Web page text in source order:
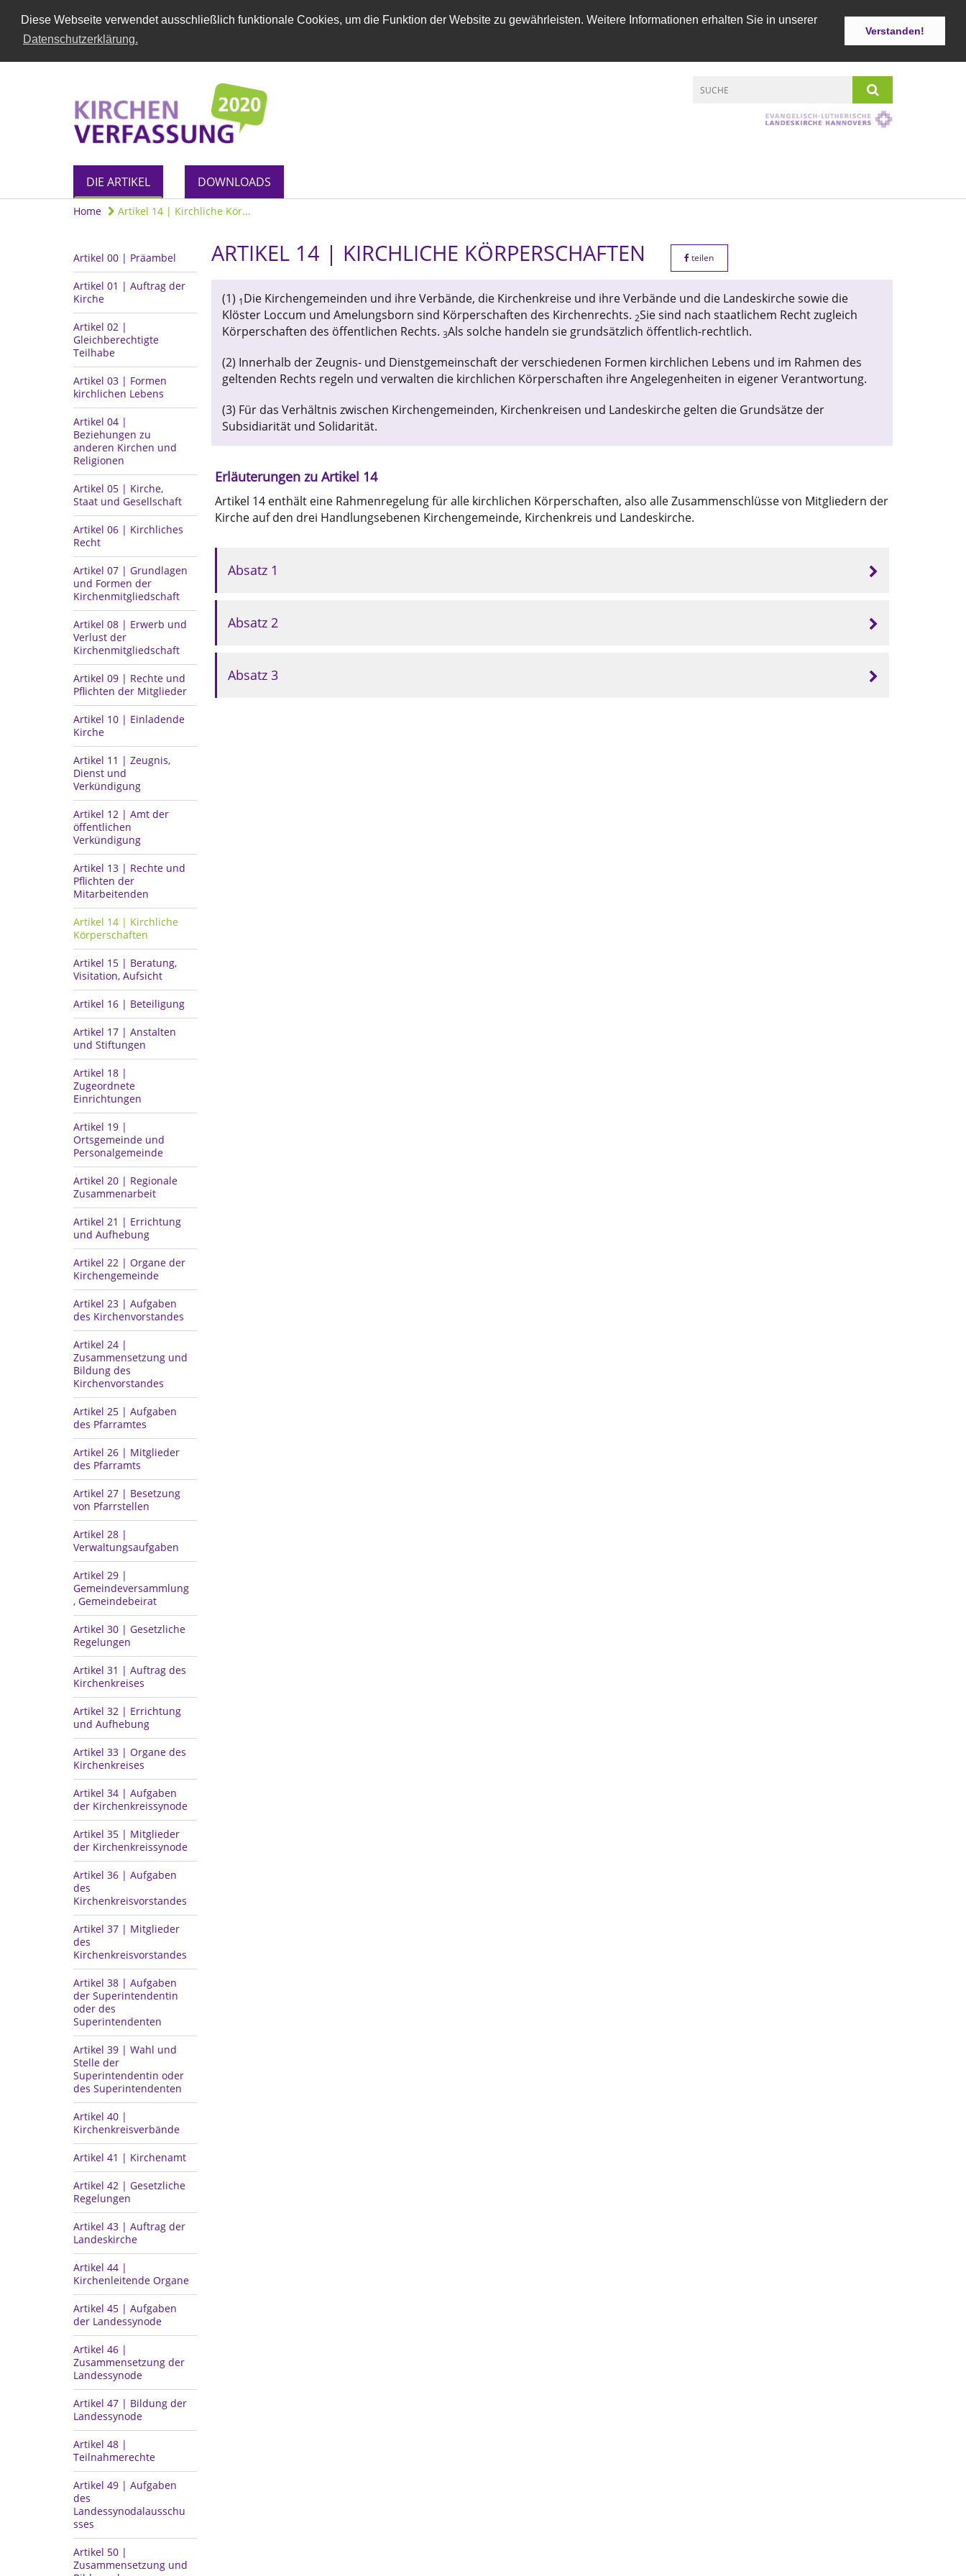
Diese Webseite verwendet ausschließlich funktionale Cookies, um die Funktion der Website zu gewährleisten. Weitere Informationen erhalten Sie in unserer
Datenschutzerklärung.
Verstanden!
DIE ARTIKEL DOWNLOADS
Home Artikel 14 | Kirchliche Kör...
Artikel 00 | Präambel
Artikel 01 | Auftrag der
Kirche
Artikel 02 |
Gleichberechtigte
Teilhabe
Artikel 03 | Formen
kirchlichen Lebens
Artikel 04 |
Beziehungen zu
anderen Kirchen und
Religionen
Artikel 05 | Kirche,
Staat und Gesellschaft
Artikel 06 | Kirchliches
Recht
Artikel 07 | Grundlagen
und Formen der
Kirchenmitgliedschaft
Artikel 08 | Erwerb und
Verlust der
Kirchenmitgliedschaft
Artikel 09 | Rechte und
Pflichten der Mitglieder
Artikel 10 | Einladende
Kirche
Artikel 11 | Zeugnis,
Dienst und
Verkündigung
Artikel 12 | Amt der
öffentlichen
Verkündigung
Artikel 13 | Rechte und
Pflichten der
Mitarbeitenden
Artikel 14 | Kirchliche
Körperschaften
Artikel 15 | Beratung,
Visitation, Aufsicht
Artikel 16 | Beteiligung
Artikel 17 | Anstalten
und Stiftungen
Artikel 18 |
Zugeordnete
Einrichtungen
Artikel 19 |
Ortsgemeinde und
Personalgemeinde
Artikel 20 | Regionale
Zusammenarbeit
Artikel 21 | Errichtung
und Aufhebung
Artikel 22 | Organe der
Kirchengemeinde
Artikel 23 | Aufgaben
des Kirchenvorstandes
Artikel 24 |
Zusammensetzung und
Bildung des
Kirchenvorstandes
Artikel 25 | Aufgaben
des Pfarramtes
Artikel 26 | Mitglieder
des Pfarramts
Artikel 27 | Besetzung
von Pfarrstellen
Artikel 28 |
Verwaltungsaufgaben
Artikel 29 |
Gemeindeversammlung
, Gemeindebeirat
Artikel 30 | Gesetzliche
Regelungen
Artikel 31 | Auftrag des
Kirchenkreises
Artikel 32 | Errichtung
und Aufhebung
Artikel 33 | Organe des
Kirchenkreises
Artikel 34 | Aufgaben
der Kirchenkreissynode
Artikel 35 | Mitglieder
der Kirchenkreissynode
Artikel 36 | Aufgaben
des
Kirchenkreisvorstandes
Artikel 37 | Mitglieder
des
Kirchenkreisvorstandes
Artikel 38 | Aufgaben
der Superintendentin
oder des
Superintendenten
Artikel 39 | Wahl und
Stelle der
Superintendentin oder
des Superintendenten
Artikel 40 |
Kirchenkreisverbände
Artikel 41 | Kirchenamt
Artikel 42 | Gesetzliche
Regelungen
Artikel 43 | Auftrag der
Landeskirche
Artikel 44 |
Kirchenleitende Organe
Artikel 45 | Aufgaben
der Landessynode
Artikel 46 |
Zusammensetzung der
Landessynode
Artikel 47 | Bildung der
Landessynode
Artikel 48 |
Teilnahmerechte
Artikel 49 | Aufgaben
des
Landessynodalausschu
sses
Artikel 50 |
Zusammensetzung und
ARTIKEL 14 | KIRCHLICHE KÖRPERSCHAFTEN teilen
(1) 1Die Kirchengemeinden und ihre Verbände, die Kirchenkreise und ihre Verbände und die Landeskirche sowie die
Klöster Loccum und Amelungsborn sind Körperschaften des Kirchenrechts. 2Sie sind nach staatlichem Recht zugleich
Körperschaften des öffentlichen Rechts. 3Als solche handeln sie grundsätzlich öffentlich-rechtlich.
(2) Innerhalb der Zeugnis- und Dienstgemeinschaft der verschiedenen Formen kirchlichen Lebens und im Rahmen des
geltenden Rechts regeln und verwalten die kirchlichen Körperschaften ihre Angelegenheiten in eigener Verantwortung.
(3) Für das Verhältnis zwischen Kirchengemeinden, Kirchenkreisen und Landeskirche gelten die Grundsätze der
Subsidiarität und Solidarität.
Erläuterungen zu Artikel 14
Artikel 14 enthält eine Rahmenregelung für alle kirchlichen Körperschaften, also alle Zusammenschlüsse von Mitgliedern der
Kirche auf den drei Handlungsebenen Kirchengemeinde, Kirchenkreis und Landeskirche.
Absatz 1
Absatz 2
Absatz 3